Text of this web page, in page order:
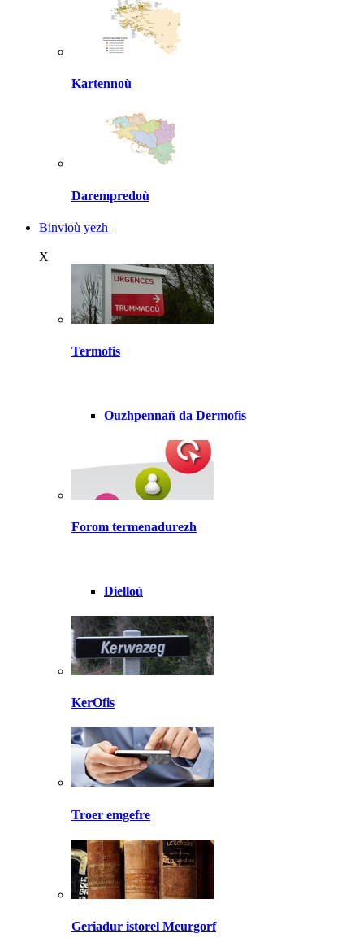
Kartennoù
Darempredoù
Binvioù yezh
X
Termofis
Ouzhpennañ da Dermofis
Forom termenadurezh
Dielloù
KerOfis
Troer emgefre
Geriadur istorel Meurgorf